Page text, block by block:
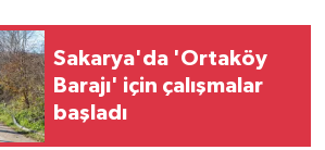
Sakarya'da 'Ortaköy
Barajı' için çalışmalar
başladı